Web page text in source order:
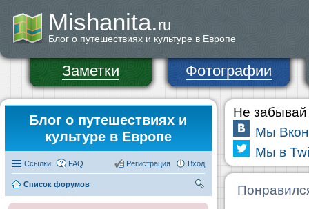
Mishanita.ru
Блог о путешествиях и культуре в Европе
Заметки Фотографии
Блог о путешествиях и
культуре в Европе
Ссылки FAQ Вход
Регистрация
Список форумов
Не забывай
Мы
Мы в